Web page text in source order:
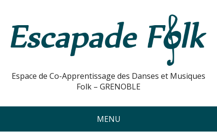
Espace de Co-Apprentissage des Danses et Musiques
Folk – GRENOBLE
MENU